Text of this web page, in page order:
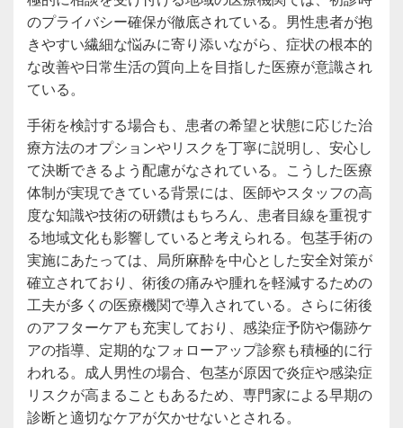
のプライバシー確保が徹底されている。男性患者が抱
きやすい繊細な悩みに寄り添いながら、症状の根本的
な改善や日常生活の質向上を目指した医療が意識され
ている。
手術を検討する場合も、患者の希望と状態に応じた治
療方法のオプションやリスクを丁寧に説明し、安心し
て決断できるよう配慮がなされている。こうした医療
体制が実現できている背景には、医師やスタッフの高
度な知識や技術の研鑽はもちろん、患者目線を重視す
る地域文化も影響していると考えられる。包茎手術の
実施にあたっては、局所麻酔を中心とした安全対策が
確立されており、術後の痛みや腫れを軽減するための
工夫が多くの医療機関で導入されている。さらに術後
のアフターケアも充実しており、感染症予防や傷跡ケ
アの指導、定期的なフォローアップ診察も積極的に行
われる。成人男性の場合、包茎が原因で炎症や感染症
リスクが高まることもあるため、専門家による早期の
診断と適切なケアが欠かせないとされる。